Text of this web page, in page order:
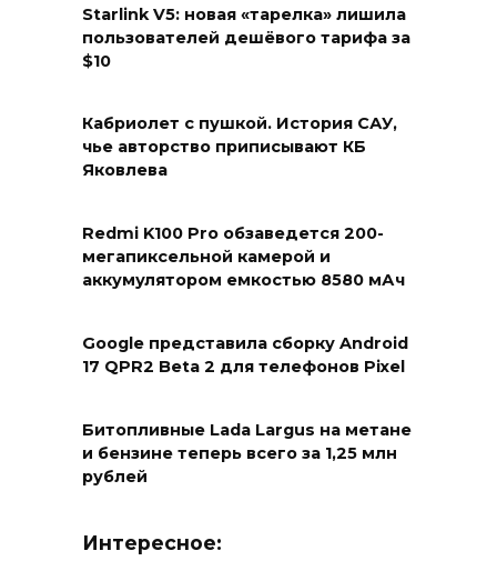
Starlink V5: новая «тарелка» лишила
пользователей дешёвого тарифа за
$10
Кабриолет с пушкой. История САУ,
чье авторство приписывают КБ
Яковлева
Redmi K100 Pro обзаведется 200-
мегапиксельной камерой и
аккумулятором емкостью 8580 мАч
Google представила сборку Android
17 QPR2 Beta 2 для телефонов Pixel
Битопливные Lada Largus на метане
и бензине теперь всего за 1,25 млн
рублей
Интересное: